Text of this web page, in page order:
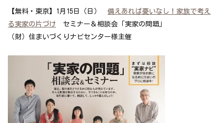
【無料・東京】1月15日（日） 備えあれば憂いなし！家族で考え
る実家の片づけ セミナー＆相談会「実家の問題」
（財）住まいづくりナビセンター様主催